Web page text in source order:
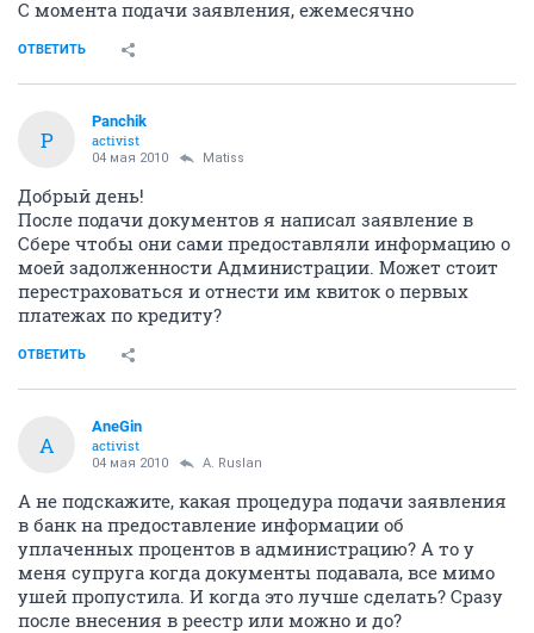
С момента подачи заявления, ежемесячно
ОТВЕТИТЬ
P
Panchik
activist
04 мая 2010 Matiss
Добрый день!
После подачи документов я написал заявление в
Сбере чтобы они сами предоставляли информацию о
моей задолженности Администрации. Может стоит
перестраховаться и отнести им квиток о первых
платежах по кредиту?
ОТВЕТИТЬ
A
AneGin
activist
04 мая 2010 A. Ruslan
А не подскажите, какая процедура подачи заявления
в банк на предоставление информации об
уплаченных процентов в администрацию? А то у
меня супруга когда документы подавала, все мимо
ушей пропустила. И когда это лучше сделать? Сразу
после внесения в реестр или можно и до?